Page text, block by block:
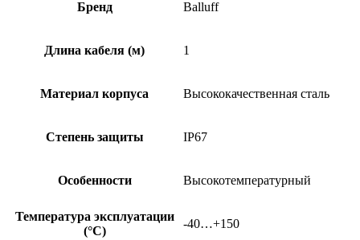
Бренд Balluff
Длина кабеля (м) 1
Материал корпуса Высококачественная сталь
Степень защиты IP67
Особенности Высокотемпературный
Температура эксплуатации
(°C)
-40…+150